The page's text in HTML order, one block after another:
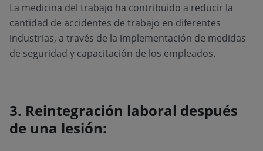
La medicina del trabajo ha contribuido a reducir la
cantidad de accidentes de trabajo en diferentes
industrias, a través de la implementación de medidas
de seguridad y capacitación de los empleados.
3. Reintegración laboral después
de una lesión: